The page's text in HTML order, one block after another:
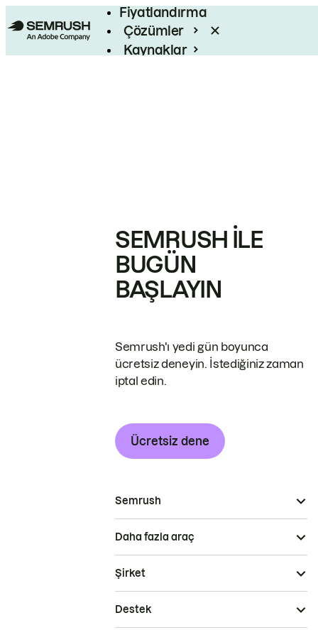
Fiyatlandırma
Çözümler
Kaynaklar
SEMRUSH ILE
BUGÜN
BAŞLAYIN
Semrush'ı yedi gün boyunca
ücretsiz deneyin. İstediğiniz zaman
iptal edin.
Ücretsiz dene
Semrush
Daha fazla araç
Şirket
Destek